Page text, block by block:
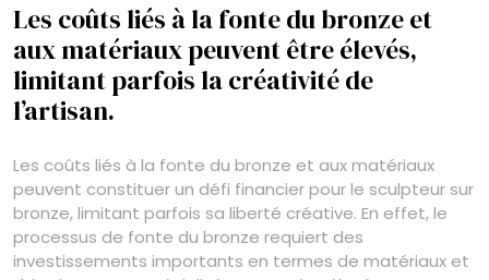
Les coûts liés à la fonte du bronze et
aux matériaux peuvent être élevés,
limitant parfois la créativité de
l’artisan.
Les coûts liés à la fonte du bronze et aux matériaux
peuvent constituer un défi financier pour le sculpteur sur
bronze, limitant parfois sa liberté créative. En effet, le
processus de fonte du bronze requiert des
investissements importants en termes de matériaux et